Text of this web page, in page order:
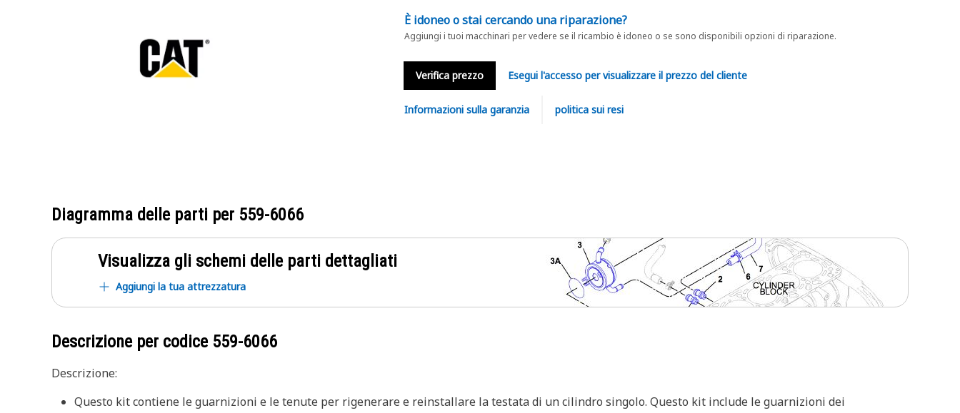
È idoneo o stai cercando una riparazione?
Aggiungi i tuoi macchinari per vedere se il ricambio è idoneo o se sono disponibili opzioni di riparazione.
Verifica prezzo Esegui l'accesso per visualizzare il prezzo del cliente
Informazioni sulla garanzia politica sui resi
Diagramma delle parti per 559-6066
Visualizza gli schemi delle parti dettagliati
Aggiungi la tua attrezzatura
Descrizione per codice 559-6066
Descrizione:
Questo kit contiene le guarnizioni e le tenute per rigenerare e reinstallare la testata di un cilindro singolo. Questo kit include le guarnizioni dei